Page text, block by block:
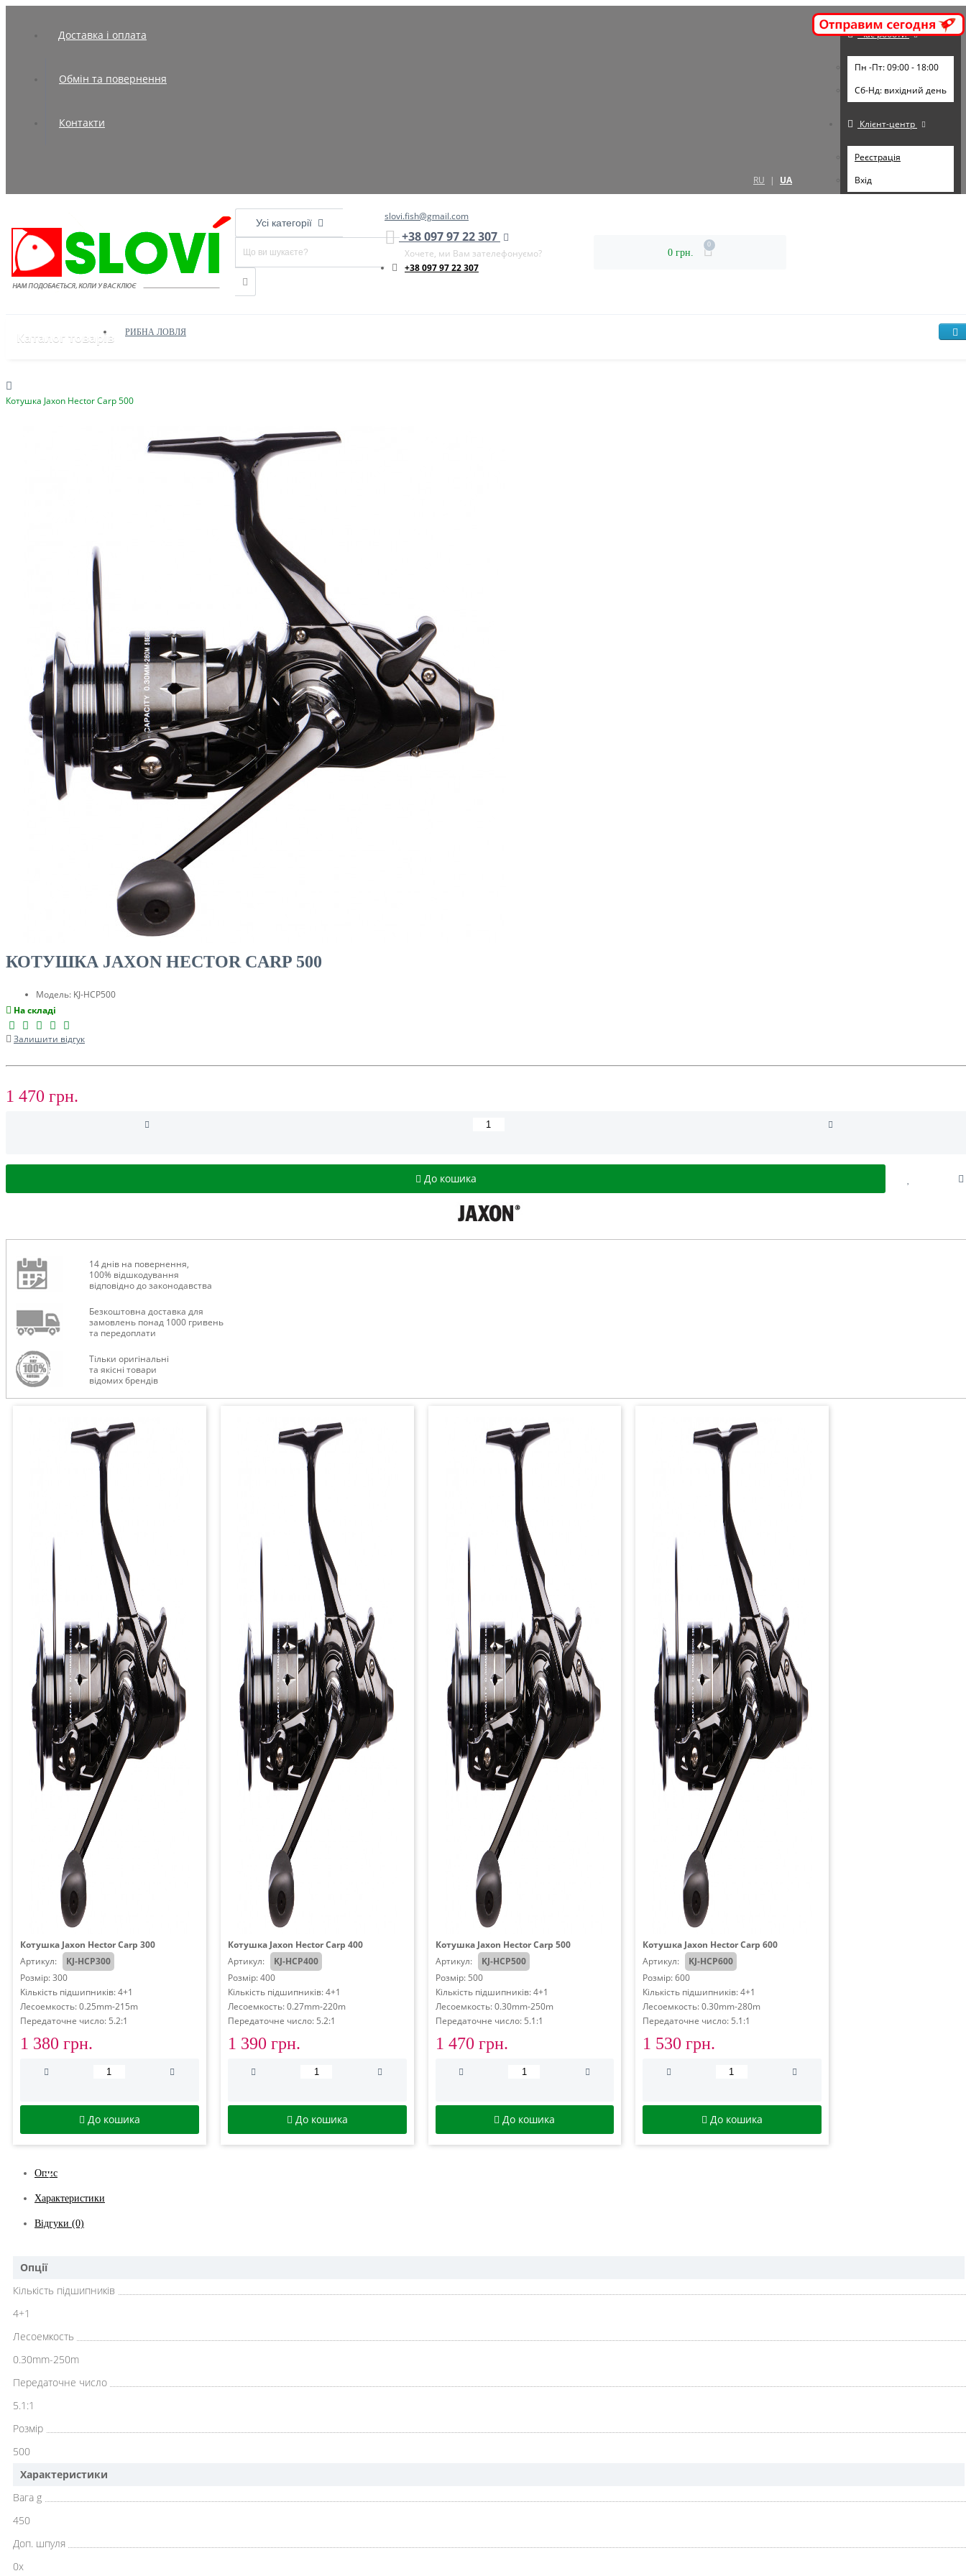
Доставка і оплата
Обмін та повернення
Контакти
RU | UA
Час роботи
Пн -Пт: 09:00 - 18:00
Cб-Нд: вихідний день
Клієнт-центр
Реєстрація
Вхід
Усі категорії
slovi.fish@gmail.com
+38 097 97 22 307
Хочете, ми Вам зателефонуємо?
+38 097 97 22 307
0 грн.
0
Каталог товарів РИБНА ЛОВЛЯ
ЧОВНИ ТА МОТОРИ
Котушка Jaxon Hector Carp 500
КОТУШКА JAXON HECTOR CARP 500
Модель: KJ-HCP500
На складі
Залишити відгук
1 470 грн.
До кошика
14 днів на повернення,
100% відшкодування
відповідно до законодавства
Безкоштовна доставка для
замовлень понад 1000 гривень
та передоплати
Тільки оригінальні
та якісні товари
відомих брендів
Котушка Jaxon Hector Carp 300
Артикул:
KJ-HCP300
Розмір: 300
Кількість підшипників: 4+1
Лесоемкость: 0.25mm-215m
Передаточне число: 5.2:1
1 380 грн.
До кошика
Котушка Jaxon Hector Carp 400
Артикул:
KJ-HCP400
Розмір: 400
Кількість підшипників: 4+1
Лесоемкость: 0.27mm-220m
Передаточне число: 5.2:1
1 390 грн.
До кошика
Котушка Jaxon Hector Carp 500
Артикул:
KJ-HCP500
Розмір: 500
Кількість підшипників: 4+1
Лесоемкость: 0.30mm-250m
Передаточне число: 5.1:1
1 470 грн.
До кошика
Котушка Jaxon Hector Carp 600
Артикул:
KJ-HCP600
Розмір: 600
Кількість підшипників: 4+1
Лесоемкость: 0.30mm-280m
Передаточне число: 5.1:1
1 530 грн.
До кошика
Опис
Характеристики
Відгуки (0)
Опції
Кількість підшипників
4+1
Лесоемкость
0.30mm-250m
Передаточне число
5.1:1
Розмір
500
Характеристики
Вага g
450
Доп. шпуля
0x